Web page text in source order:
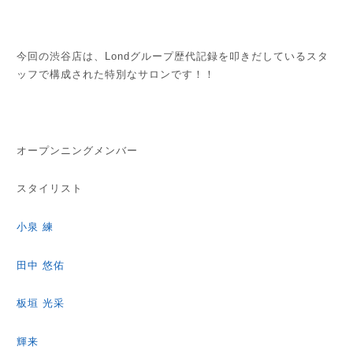
今回の渋谷店は、Londグループ歴代記録を叩きだしているスタ
ッフで構成された特別なサロンです！！
オープンニングメンバー
スタイリスト
小泉 練
田中 悠佑
板垣 光采
輝来